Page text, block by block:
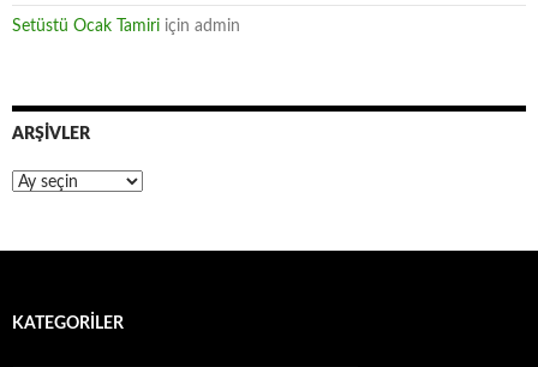
Setüstü Ocak Tamiri için admin
ARŞIVLER
Arşivler
KATEGORILER